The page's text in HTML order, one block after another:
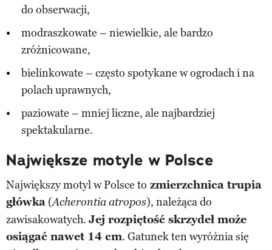
do obserwacji,
modraszkowate – niewielkie, ale bardzo
zróżnicowane,
bielinkowate – często spotykane w ogrodach i na
polach uprawnych,
paziowate – mniej liczne, ale najbardziej
spektakularne.
Największe motyle w Polsce
Największy motyl w Polsce to zmierzchnica trupia
główka (Acherontia atropos), należąca do
zawisakowatych. Jej rozpiętość skrzydeł może
osiągać nawet 14 cm. Gatunek ten wyróżnia się